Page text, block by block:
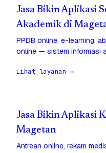
Jasa Bikin Aplikasi
Akademik di
PPDB online, e-learning,
online — sistem informasi
Lihat layanan →
Jasa Bikin Aplikasi
Magetan
Antrean online, rekam